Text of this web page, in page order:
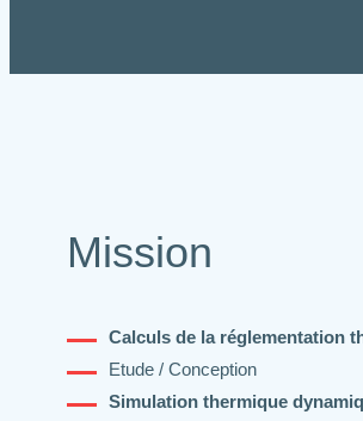
Mission
Calculs de la réglementation
Etude / Conception
Simulation thermique